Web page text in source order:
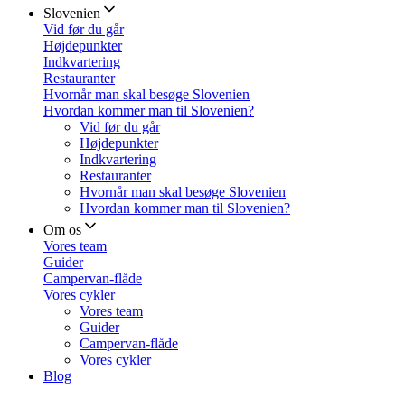
Slovenien
Vid før du går
Højdepunkter
Indkvartering
Restauranter
Hvornår man skal besøge Slovenien
Hvordan kommer man til Slovenien?
Vid før du går
Højdepunkter
Indkvartering
Restauranter
Hvornår man skal besøge Slovenien
Hvordan kommer man til Slovenien?
Om os
Vores team
Guider
Campervan-flåde
Vores cykler
Vores team
Guider
Campervan-flåde
Vores cykler
Blog